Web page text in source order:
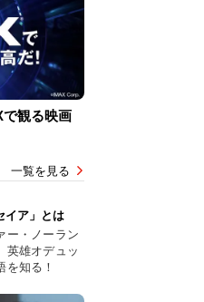
観る映画
一覧を見る
イア」とは
ー・ノーラン
英雄オデュッ
を知る！